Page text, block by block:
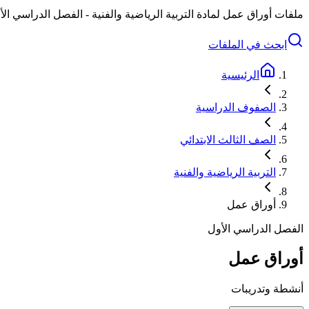
ملفات أوراق عمل لمادة التربية الرياضية والفنية - الفصل الدراسي
ابحث في الملفات
الرئيسية
الصفوف الدراسية
الصف الثالث الابتدائي
التربية الرياضية والفنية
أوراق عمل
الفصل الدراسي الأول
أوراق عمل
أنشطة وتدريبات